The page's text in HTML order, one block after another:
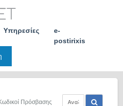
Υπηρεσίες
e-
postirixis
Πρόσβασης